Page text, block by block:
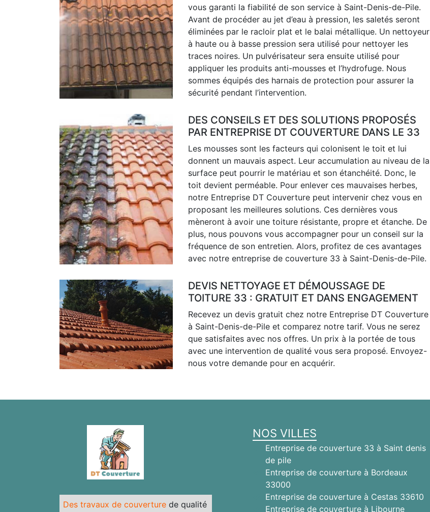
vous garanti la fiabilité de son service à Saint-Denis-de-Pile.
Avant de procéder au jet d’eau à pression, les saletés seront
éliminées par le racloir plat et le balai métallique. Un nettoyeur
à haute ou à basse pression sera utilisé pour nettoyer les
traces noires. Un pulvérisateur sera ensuite utilisé pour
appliquer les produits anti-mousses et l’hydrofuge. Nous
sommes équipés des harnais de protection pour assurer la
sécurité pendant l’intervention.
DES CONSEILS ET DES SOLUTIONS PROPOSÉS
PAR ENTREPRISE DT COUVERTURE DANS LE 33
Les mousses sont les facteurs qui colonisent le toit et lui
donnent un mauvais aspect. Leur accumulation au niveau de la
surface peut pourrir le matériau et son étanchéité. Donc, le
toit devient perméable. Pour enlever ces mauvaises herbes,
notre Entreprise DT Couverture peut intervenir chez vous en
proposant les meilleures solutions. Ces dernières vous
mèneront à avoir une toiture résistante, propre et étanche. De
plus, nous pouvons vous accompagner pour un conseil sur la
fréquence de son entretien. Alors, profitez de ces avantages
avec notre entreprise de couverture 33 à Saint-Denis-de-Pile.
DEVIS NETTOYAGE ET DÉMOUSSAGE DE
TOITURE 33 : GRATUIT ET DANS ENGAGEMENT
Recevez un devis gratuit chez notre Entreprise DT Couverture
à Saint-Denis-de-Pile et comparez notre tarif. Vous ne serez
que satisfaites avec nos offres. Un prix à la portée de tous
avec une intervention de qualité vous sera proposé. Envoyez-
nous votre demande pour en acquérir.
Des travaux de couverture de qualité
NOS VILLES
Entreprise de couverture 33 à Saint denis
de pile
Entreprise de couverture à Bordeaux
33000
Entreprise de couverture à Cestas 33610
Entreprise de couverture à Libourne